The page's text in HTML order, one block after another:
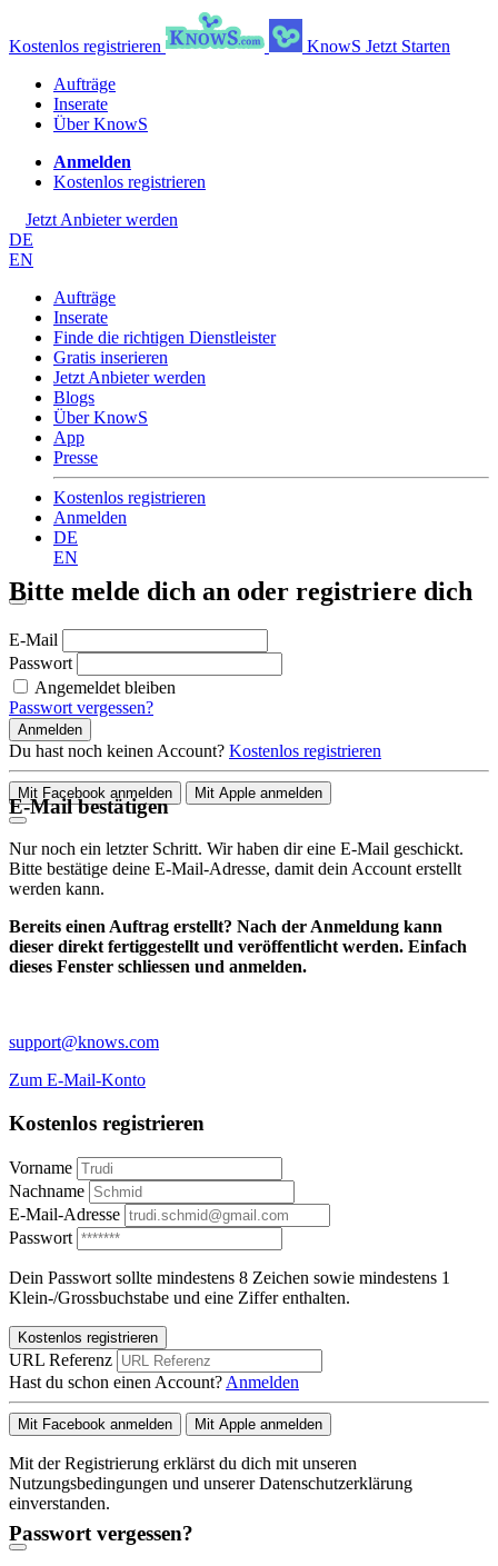
Kostenlos registrieren KnowS Jetzt Starten
Aufträge
Inserate
Über KnowS
Anmelden
Kostenlos registrieren
Jetzt Anbieter werden
DE
EN
Aufträge
Inserate
Finde die richtigen Dienstleister
Gratis inserieren
Jetzt Anbieter werden
Blogs
Über KnowS
App
Presse
Kostenlos registrieren
Anmelden
DE
EN
Bitte melde dich an oder registriere dich
E-Mail
Passwort
Angemeldet bleiben
Passwort vergessen?
Anmelden
Du hast noch keinen Account? Kostenlos registrieren
Mit Facebook anmelden Mit Apple anmelden
E-Mail bestätigen
Nur noch ein letzter Schritt. Wir haben dir eine E-Mail geschickt.
Bitte bestätige deine E-Mail-Adresse, damit dein Account erstellt
werden kann.
Bereits einen Auftrag erstellt? Nach der Anmeldung kann
dieser direkt fertiggestellt und veröffentlicht werden. Einfach
dieses Fenster schliessen und anmelden.
support@knows.com
Zum E-Mail-Konto
Kostenlos registrieren
Vorname
Nachname
E-Mail-Adresse
Passwort
Dein Passwort sollte mindestens 8 Zeichen sowie mindestens 1
Klein-/Grossbuchstabe und eine Ziffer enthalten.
Kostenlos registrieren
URL Referenz
Hast du schon einen Account? Anmelden
Mit Facebook anmelden Mit Apple anmelden
Mit der Registrierung erklärst du dich mit unseren
Nutzungsbedingungen und unserer Datenschutzerklärung
einverstanden.
Passwort vergessen?